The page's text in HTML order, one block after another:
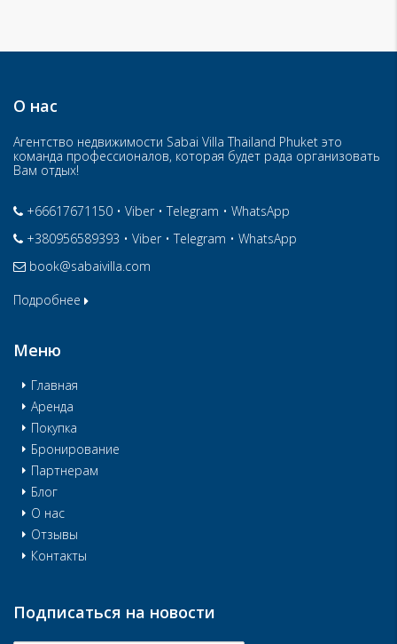
О нас
Агентство недвижимости Sabai Villa Thailand Phuket это
команда профессионалов, которая будет рада организовать
Вам отдых!
+66617671150 • Viber •Telegram • WhatsApp
+380956589393 • Viber •Telegram • WhatsApp
book@sabaivilla.com
Подробнее
Меню
Главная
Аренда
Покупка
Бронирование
Партнерам
Блог
О нас
Отзывы
Контакты
Подписаться на новости